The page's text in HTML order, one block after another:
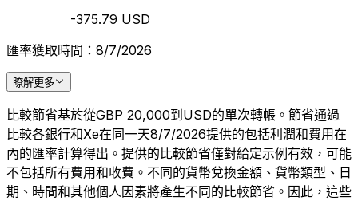
-375.79 USD
匯率獲取時間：8/7/2026
瞭解更多
比較節省基於從GBP 20,000到USD的單次轉帳。節省通過
比較各銀行和Xe在同一天8/7/2026提供的包括利潤和費用在
內的匯率計算得出。提供的比較節省僅對給定示例有效，可能
不包括所有費用和收費。不同的貨幣兌換金額、貨幣類型、日
期、時間和其他個人因素將產生不同的比較節省。因此，這些